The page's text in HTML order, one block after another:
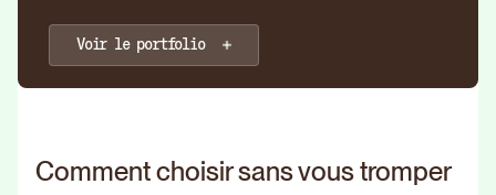
Voir le portfolio
Comment choisir sans vous tromper